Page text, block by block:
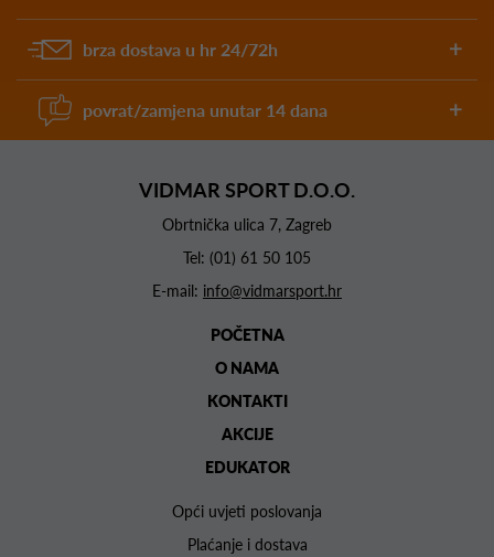
brza dostava u hr 24/72h
povrat/zamjena unutar 14 dana
VIDMAR SPORT D.O.O.
Obrtnička ulica 7, Zagreb
Tel: (01) 61 50 105
E-mail: info@vidmarsport.hr
POČETNA
O NAMA
KONTAKTI
AKCIJE
EDUKATOR
Opći uvjeti poslovanja
Plaćanje i dostava